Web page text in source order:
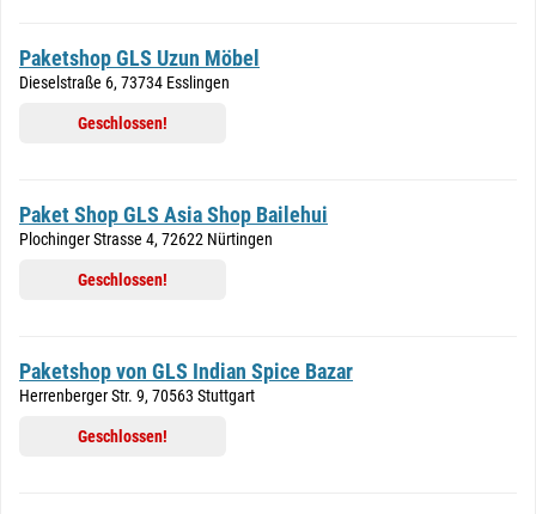
Paketshop GLS Uzun Möbel
Dieselstraße 6, 73734 Esslingen
Geschlossen!
Paket Shop GLS Asia Shop Bailehui
Plochinger Strasse 4, 72622 Nürtingen
Geschlossen!
Paketshop von GLS Indian Spice Bazar
Herrenberger Str. 9, 70563 Stuttgart
Geschlossen!